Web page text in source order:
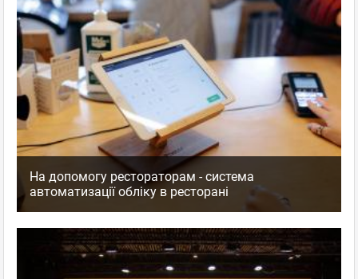
На допомогу рестораторам - система
автоматизації обліку в ресторані